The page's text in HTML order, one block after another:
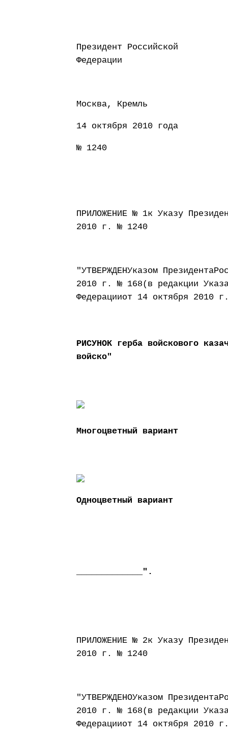
Президент Российской
Федерации
Москва, Кремль
14 октября 2010 года
№ 1240
ПРИЛОЖЕНИЕ № 1к Указу
2010 г. № 1240
"УТВЕРЖДЕНУказом
2010 г. № 168(в редакции Указа
Федерацииот 14 октября 2010
РИСУНОК герба войскового
войско"
Многоцветный вариант
Одноцветный вариант
_____________".
ПРИЛОЖЕНИЕ № 2к Указу
2010 г. № 1240
"УТВЕРЖДЕНОУказом
2010 г. № 168(в редакции Указа
Федерацииот 14 октября 2010